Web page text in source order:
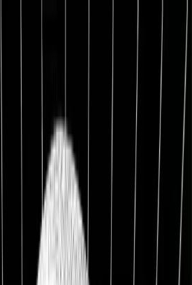
— Portfolio-Aufbau,
Investments.
Weiterempfehlung